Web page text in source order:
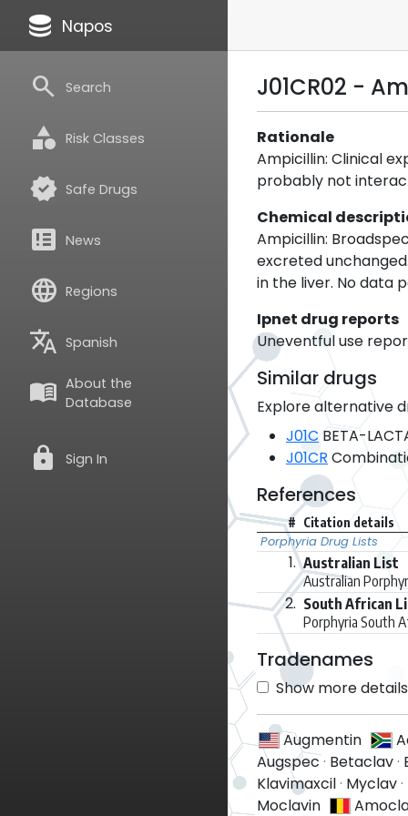
database Napos
search Search
category Risk Classes
verified Safe Drugs
breaking_news News
language Regions
translate Spanish
menu_book About the
Database
lock Sign In
J01CR02 -
Rationale
Ampicillin: Clinical
probably not
Chemical
Ampicillin:
excreted
in the liver. No data
Ipnet drug reports
Uneventful use
Similar drugs
Explore alternative
J01C BETA-
J01CR
References
# Citation details
Porphyria Drug Lists
1. Australian List
Australian
2. South African
Porphyria South
Tradenames
Show more
Augmentin
Augspec· Betaclav·
Klavimaxcil· Myclav·
Moclavin